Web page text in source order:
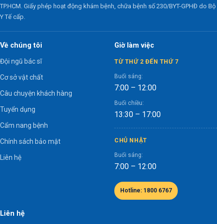
TP.HCM. Giấy phép hoạt động khám bệnh, chữa bệnh số 230/BYT-GPHĐ do Bộ
Y Tế cấp.
Liên hệ
Về chúng tôi
Đội ngũ bác sĩ
Cơ sở vật chất
Câu chuyện khách hàng
Tuyển dụng
Cẩm nang bệnh
Chính sách bảo mật
Liên hệ
Giờ làm việc
TỪ THỨ 2 ĐẾN THỨ 7
Buổi sáng:
7:00 – 12:00
Buổi chiều:
13:30 – 17:00
CHỦ NHẬT
Buổi sáng:
7:00 – 12:00
Hotline: 1800 6767